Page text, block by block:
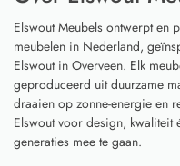
Elswout Meubels ontwerpt en
meubelen in Nederland,
Elswout in Overveen. Elk
geproduceerd uit duurzame
draaien op zonne-energie en
Elswout voor design, kwaliteit
generaties mee te gaan.